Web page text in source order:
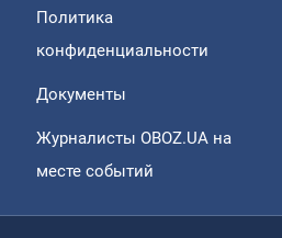
Политика
конфиденциальности
Документы
Журналисты OBOZ.UA на
месте событий